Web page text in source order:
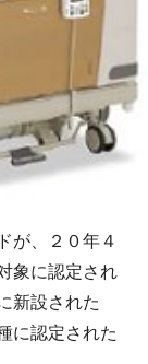
が、２０年４
象に認定され
新設された
に認定された